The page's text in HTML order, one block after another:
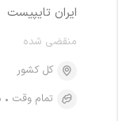
ایران تایپیست
منقضی شده
کل کشور
تمام وقت